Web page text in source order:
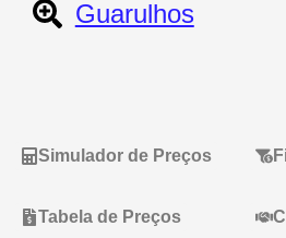
Guarulhos
Simulador de Preços
Tabela de Preços